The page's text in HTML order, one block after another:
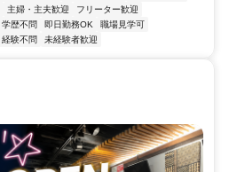
主婦・主夫歓迎
フリーター歓迎
学歴不問 即日勤務OK
職場見学可
経験不問 未経験者歓迎